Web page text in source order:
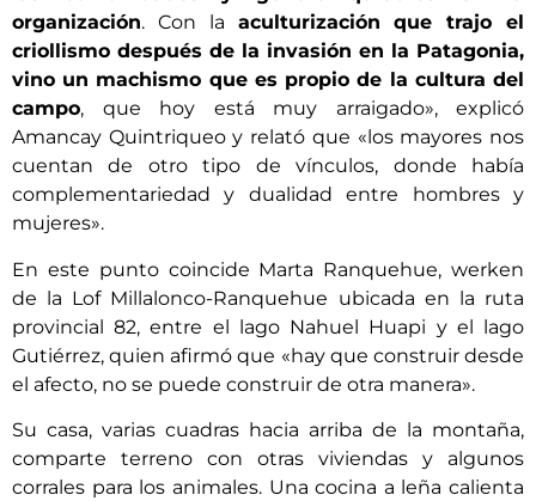
organización. Con la aculturización que trajo el
criollismo después de la invasión en la Patagonia,
vino un machismo que es propio de la cultura del
campo, que hoy está muy arraigado», explicó
Amancay Quintriqueo y relató que «los mayores nos
cuentan de otro tipo de vínculos, donde había
complementariedad y dualidad entre hombres y
mujeres».
En este punto coincide Marta Ranquehue, werken
de la Lof Millalonco-Ranquehue ubicada en la ruta
provincial 82, entre el lago Nahuel Huapi y el lago
Gutiérrez, quien afirmó que «hay que construir desde
el afecto, no se puede construir de otra manera».
Su casa, varias cuadras hacia arriba de la montaña,
comparte terreno con otras viviendas y algunos
corrales para los animales. Una cocina a leña calienta